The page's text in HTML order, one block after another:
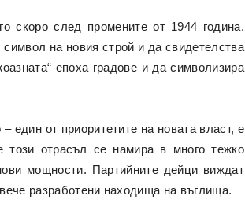
скоро след промените от 1944 година.
на новия строй и да свидетелства
епоха градове и да символизира
един от приоритетите на новата власт, е
този отрасъл се намира в много тежко
мощности. Партийните дейци виждат
разработени находища на въглища.